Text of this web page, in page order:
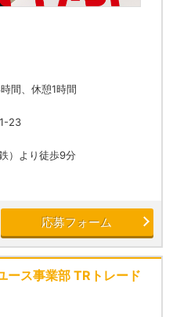
間、休憩1時間
23
）より徒歩9分
応募フォーム
ース事業部 TRトレード